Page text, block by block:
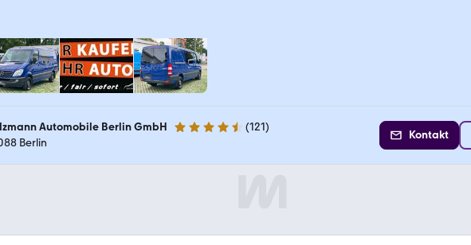
Automobile Berlin GmbH 4.6 Sterne (121)
Berlin
Kontakt